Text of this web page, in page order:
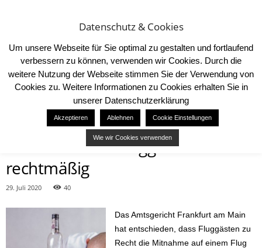
Beförderungsverweigerung von
alkoholisierten Fluggästen
rechtmäßig
29. Juli 2020 40
Das Amtsgericht Frankfurt am Main
hat entschieden, dass Fluggästen zu
Recht die Mitnahme auf einem Flug
Datenschutz & Cookies
Um unsere Webseite für Sie optimal zu gestalten und fortlaufend
verbessern zu können, verwenden wir Cookies. Durch die
weitere Nutzung der Webseite stimmen Sie der Verwendung von
Cookies zu. Weitere Informationen zu Cookies erhalten Sie in
unserer Datenschutzerklärung
Akzeptieren Ablehnen Cookie Einstellungen
Wie wir Cookies verwenden